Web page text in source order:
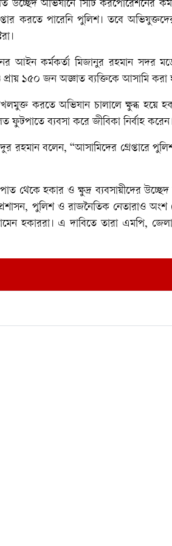
উচ্ছেদ অভিযানে সিটি করপোরেশনের
করতে পারেনি পুলিশ। তবে
আইন কর্মকর্তা মিজানুর রহমান সদর
১৫০ জন অজ্ঞাত ব্যক্তিকে আসামি করা
করতে অভিযান চালালে ক্ষুব্ধ হয়ে
ফুটপাতে ব্যবসা করে জীবিকা নির্বাহ
রহমান বলেন, “আসামিদের গ্রেপ্তারে
হকার ও ক্ষুদ্র ব্যবসায়ীদের উচ্ছেদ
পুলিশ ও রাজনৈতিক নেতারাও অংশ
হকাররা। এ দাবিতে তারা এমপি,